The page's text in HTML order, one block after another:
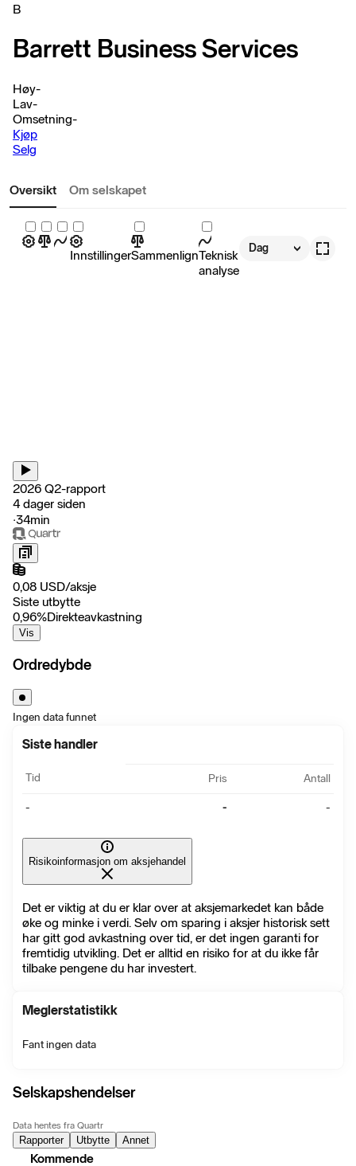
B
Barrett Business Services
Høy-
Lav-
Omsetning-
Kjøp
Selg
Oversikt Om selskapet
InnstillingerSammenlignTeknisk
analyse
Dag
2026 Q2-rapport
4 dager siden
‧34min
0,08 USD/aksje
Siste utbytte
0,96%Direkteavkastning
Vis
Ordredybde
Ingen data funnet
Siste handler
Tid Pris Antall
- - -
Risikoinformasjon om aksjehandel
Det er viktig at du er klar over at aksjemarkedet kan både
øke og minke i verdi. Selv om sparing i aksjer historisk sett
har gitt god avkastning over tid, er det ingen garanti for
fremtidig utvikling. Det er alltid en risiko for at du ikke får
tilbake pengene du har investert.
Meglerstatistikk
Fant ingen data
Selskapshendelser
Data hentes fra Quartr
Rapporter Utbytte Annet
Kommende